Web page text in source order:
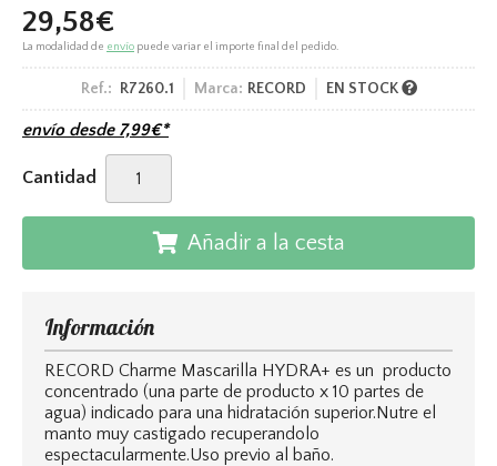
29,58€
La modalidad de envío puede variar el importe final del pedido.
Ref.: R7260.1 Marca: RECORD EN STOCK
envío desde 7,99€*
Cantidad
Añadir a la cesta
Información
RECORD Charme Mascarilla HYDRA+ es un producto
concentrado (una parte de producto x 10 partes de
agua) indicado para una hidratación superior.Nutre el
manto muy castigado recuperandolo
espectacularmente.Uso previo al baño.